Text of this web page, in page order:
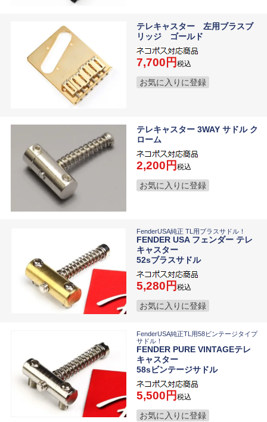
テレキャスター 左用ブラスブ
リッジ ゴールド
7,700 税込
お気に入りに登録
テレキャスター 3WAY サドル ク
ローム
2,200 税込
お気に入りに登録
FenderUSA純正 TL用ブラスサドル！
FENDER USA フェンダー テレ
キャスター
52sブラスサドル
5,280 税込
お気に入りに登録
FenderUSA純正TL用58ビンテージタイプ
サドル！
FENDER PURE VINTAGEテレ
キャスター
58sビンテージサドル
5,500 税込
お気に入りに登録